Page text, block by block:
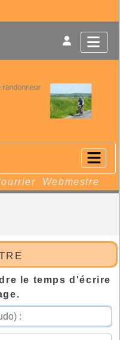
Webmestre
le temps d'écrire